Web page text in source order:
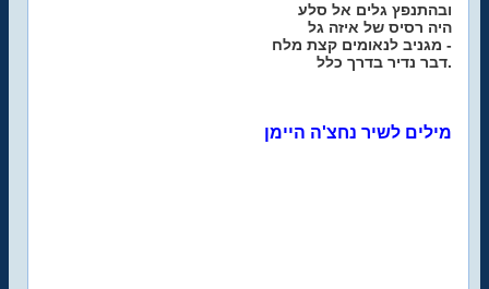
ובהתנפץ גלים אל סלע
היה רסיס של איזה גל
מגניב לנאומים קצת מלח -
דבר נדיר בדרך כלל.
מילים לשיר נחצ'ה היימן